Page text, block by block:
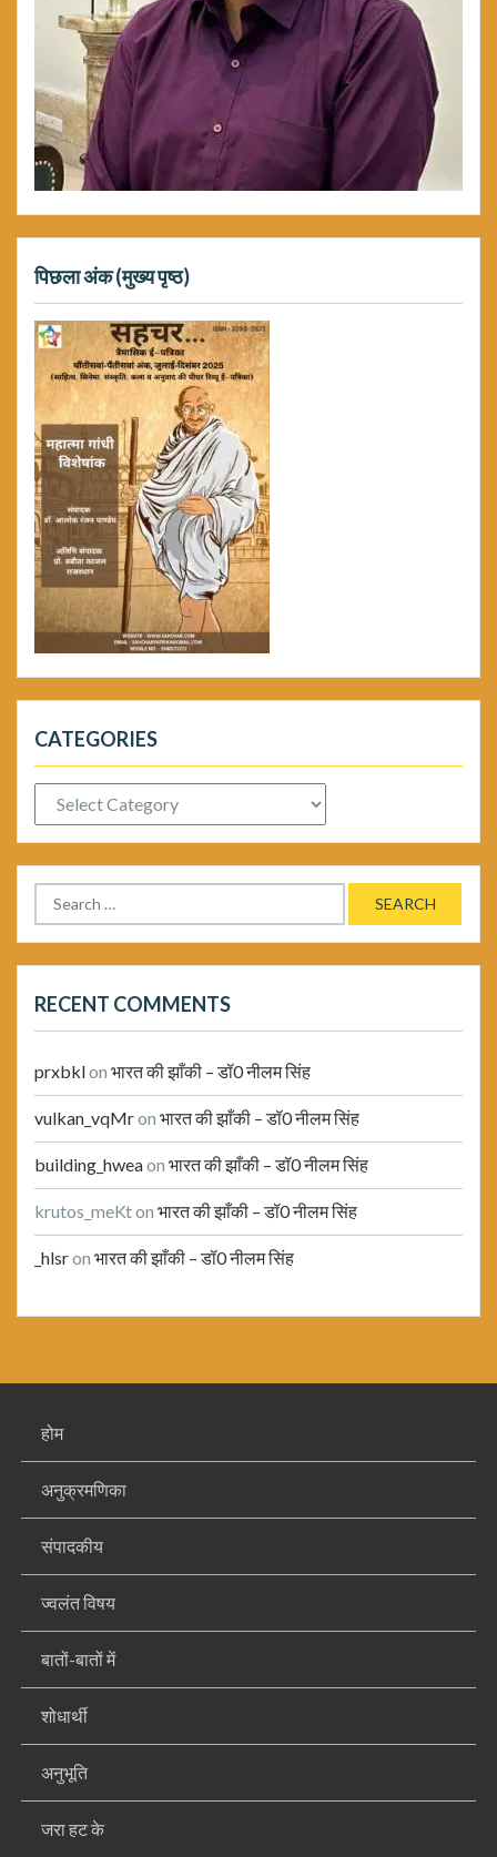
पिछला अंक (मुख्य पृष्ठ)
CATEGORIES
Categories
Search
for:
RECENT COMMENTS
prxbklon भारत की झाँकी – डॉ0 नीलम सिंह
vulkan_vqMron भारत की झाँकी – डॉ0 नीलम सिंह
building_hweaon भारत की झाँकी – डॉ0 नीलम सिंह
krutos_meKton भारत की झाँकी – डॉ0 नीलम सिंह
_hlsron भारत की झाँकी – डॉ0 नीलम सिंह
होम
अनुक्रमणिका
संपादकीय
ज्वलंत विषय
बातों-बातों में
शोधार्थी
अनुभूति
जरा हट के